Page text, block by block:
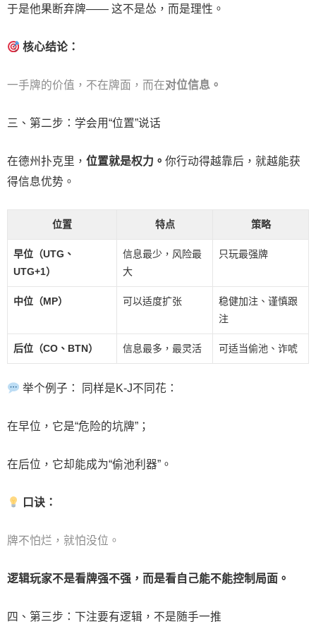
于是他果断弃牌—— 这不是怂，而是理性。
核心结论：
一手牌的价值，不在牌面，而在对位信息。
三、第二步：学会用“位置”说话
在德州扑克里， 位置就是权力。 你行动得越靠后，就越能获
得信息优势。
位置 特点 策略
早位（UTG、
UTG+1）
信息最少，风险最
大
只玩最强牌
中位（MP） 可以适度扩张
稳健加注、谨慎跟
注
后位（CO、BTN） 信息最多，最灵活 可适当偷池、诈唬
举个例子： 同样是K-J不同花：
在早位，它是“危险的坑牌”；
在后位，它却能成为“偷池利器”。
口诀：
牌不怕烂，就怕没位。
逻辑玩家不是看牌强不强，而是看自己能不能控制局面。
四、第三步：下注要有逻辑，不是随手一推